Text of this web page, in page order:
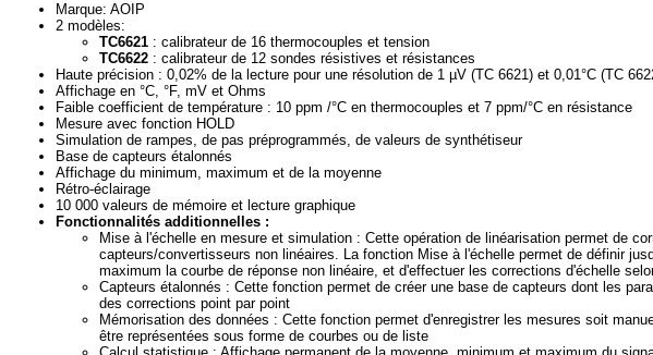
Marque: AOIP
2 modèles:
TC6621 : calibrateur de 16 thermocouples et tension
TC6622 : calibrateur de 12 sondes résistives et résistances
Haute précision : 0,02% de la lecture pour une résolution de 1 µV (TC 6621) et 0,01°C (TC
Affichage en °C, °F, mV et Ohms
Faible coefficient de température : 10 ppm /°C en thermocouples et 7 ppm/°C en résistance
Mesure avec fonction HOLD
Simulation de rampes, de pas préprogrammés, de valeurs de synthétiseur
Base de capteurs étalonnés
Affichage du minimum, maximum et de la moyenne
Rétro-éclairage
10 000 valeurs de mémoire et lecture graphique
Fonctionnalités additionnelles :
Mise à l'échelle en mesure et simulation : Cette opération de linéarisation permet de
capteurs/convertisseurs non linéaires. La fonction Mise à l'échelle permet de définir
maximum la courbe de réponse non linéaire, et d'effectuer les corrections d'échelle
Capteurs étalonnés : Cette fonction permet de créer une base de capteurs dont les
des corrections point par point
Mémorisation des données : Cette fonction permet d'enregistrer les mesures soit
être représentées sous forme de courbes ou de liste